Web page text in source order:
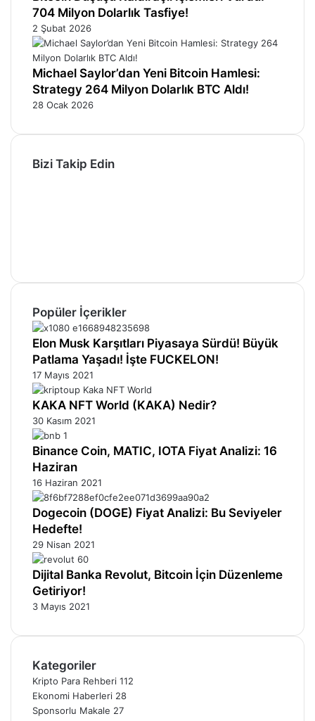
704 Milyon Dolarlık Tasfiye!
2 Şubat 2026
Michael Saylor’dan Yeni Bitcoin Hamlesi:
Strategy 264 Milyon Dolarlık BTC Aldı!
28 Ocak 2026
Bizi Takip Edin
k
r
s
t
u
e
t
g
r
a
m
l
g
r
a
m
Popüler İçerikler
Elon Musk Karşıtları Piyasaya Sürdü! Büyük
Patlama Yaşadı! İşte FUCKELON!
17 Mayıs 2021
KAKA NFT World (KAKA) Nedir?
30 Kasım 2021
Binance Coin, MATIC, IOTA Fiyat Analizi: 16
Haziran
16 Haziran 2021
Dogecoin (DOGE) Fiyat Analizi: Bu Seviyeler
Hedefte!
29 Nisan 2021
Dijital Banka Revolut, Bitcoin İçin Düzenleme
Getiriyor!
3 Mayıs 2021
Kategoriler
Kripto Para Rehberi 112
Ekonomi Haberleri 28
Sponsorlu Makale 27